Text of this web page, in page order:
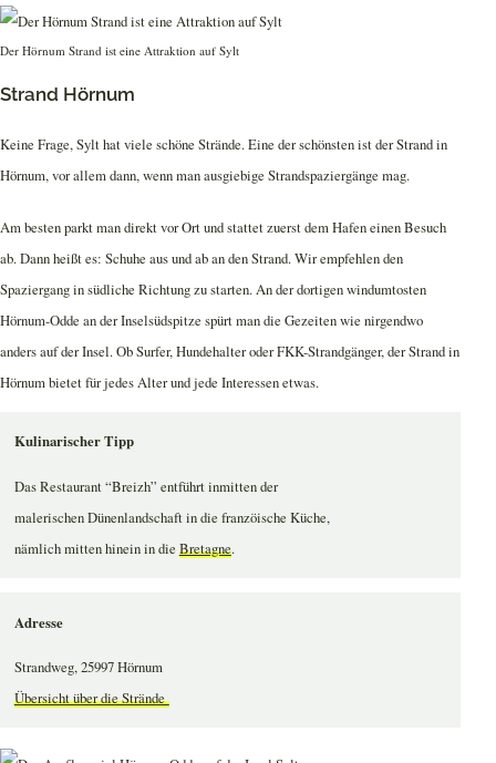
Der Hörnum Strand ist eine Attraktion auf Sylt
Strand Hörnum
Keine Frage, Sylt hat viele schöne Strände. Eine der schönsten ist der Strand in
Hörnum, vor allem dann, wenn man ausgiebige Strandspaziergänge mag.
Am besten parkt man direkt vor Ort und stattet zuerst dem Hafen einen Besuch
ab. Dann heißt es: Schuhe aus und ab an den Strand. Wir empfehlen den
Spaziergang in südliche Richtung zu starten. An der dortigen windumtosten
Hörnum-Odde an der Inselsüdspitze spürt man die Gezeiten wie nirgendwo
anders auf der Insel. Ob Surfer, Hundehalter oder FKK-Strandgänger, der Strand in
Hörnum bietet für jedes Alter und jede Interessen etwas.
Kulinarischer Tipp
Das Restaurant “Breizh” entführt inmitten der
malerischen Dünenlandschaft in die franzöische Küche,
nämlich mitten hinein in die Bretagne.
Adresse
Strandweg, 25997 Hörnum
Übersicht über die Strände